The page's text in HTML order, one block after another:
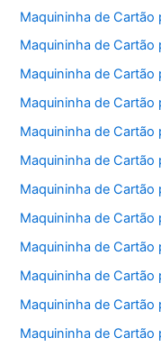
Maquininha de Cartão
Maquininha de Cartão
Maquininha de Cartão
Maquininha de Cartão
Maquininha de Cartão
Maquininha de Cartão
Maquininha de Cartão
Maquininha de Cartão
Maquininha de Cartão
Maquininha de Cartão
Maquininha de Cartão
Maquininha de